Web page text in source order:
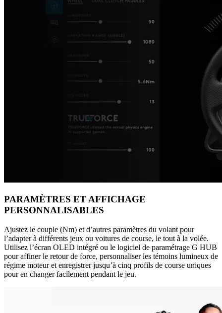
PARAMÈTRES ET AFFICHAGE
PERSONNALISABLES
Ajustez le couple (Nm) et d’autres paramètres du volant pour
l’adapter à différents jeux ou voitures de course, le tout à la volée.
Utilisez l’écran OLED intégré ou le logiciel de paramétrage G HUB
pour affiner le retour de force, personnaliser les témoins lumineux de
régime moteur et enregistrer jusqu’à cinq profils de course uniques
pour en changer facilement pendant le jeu.